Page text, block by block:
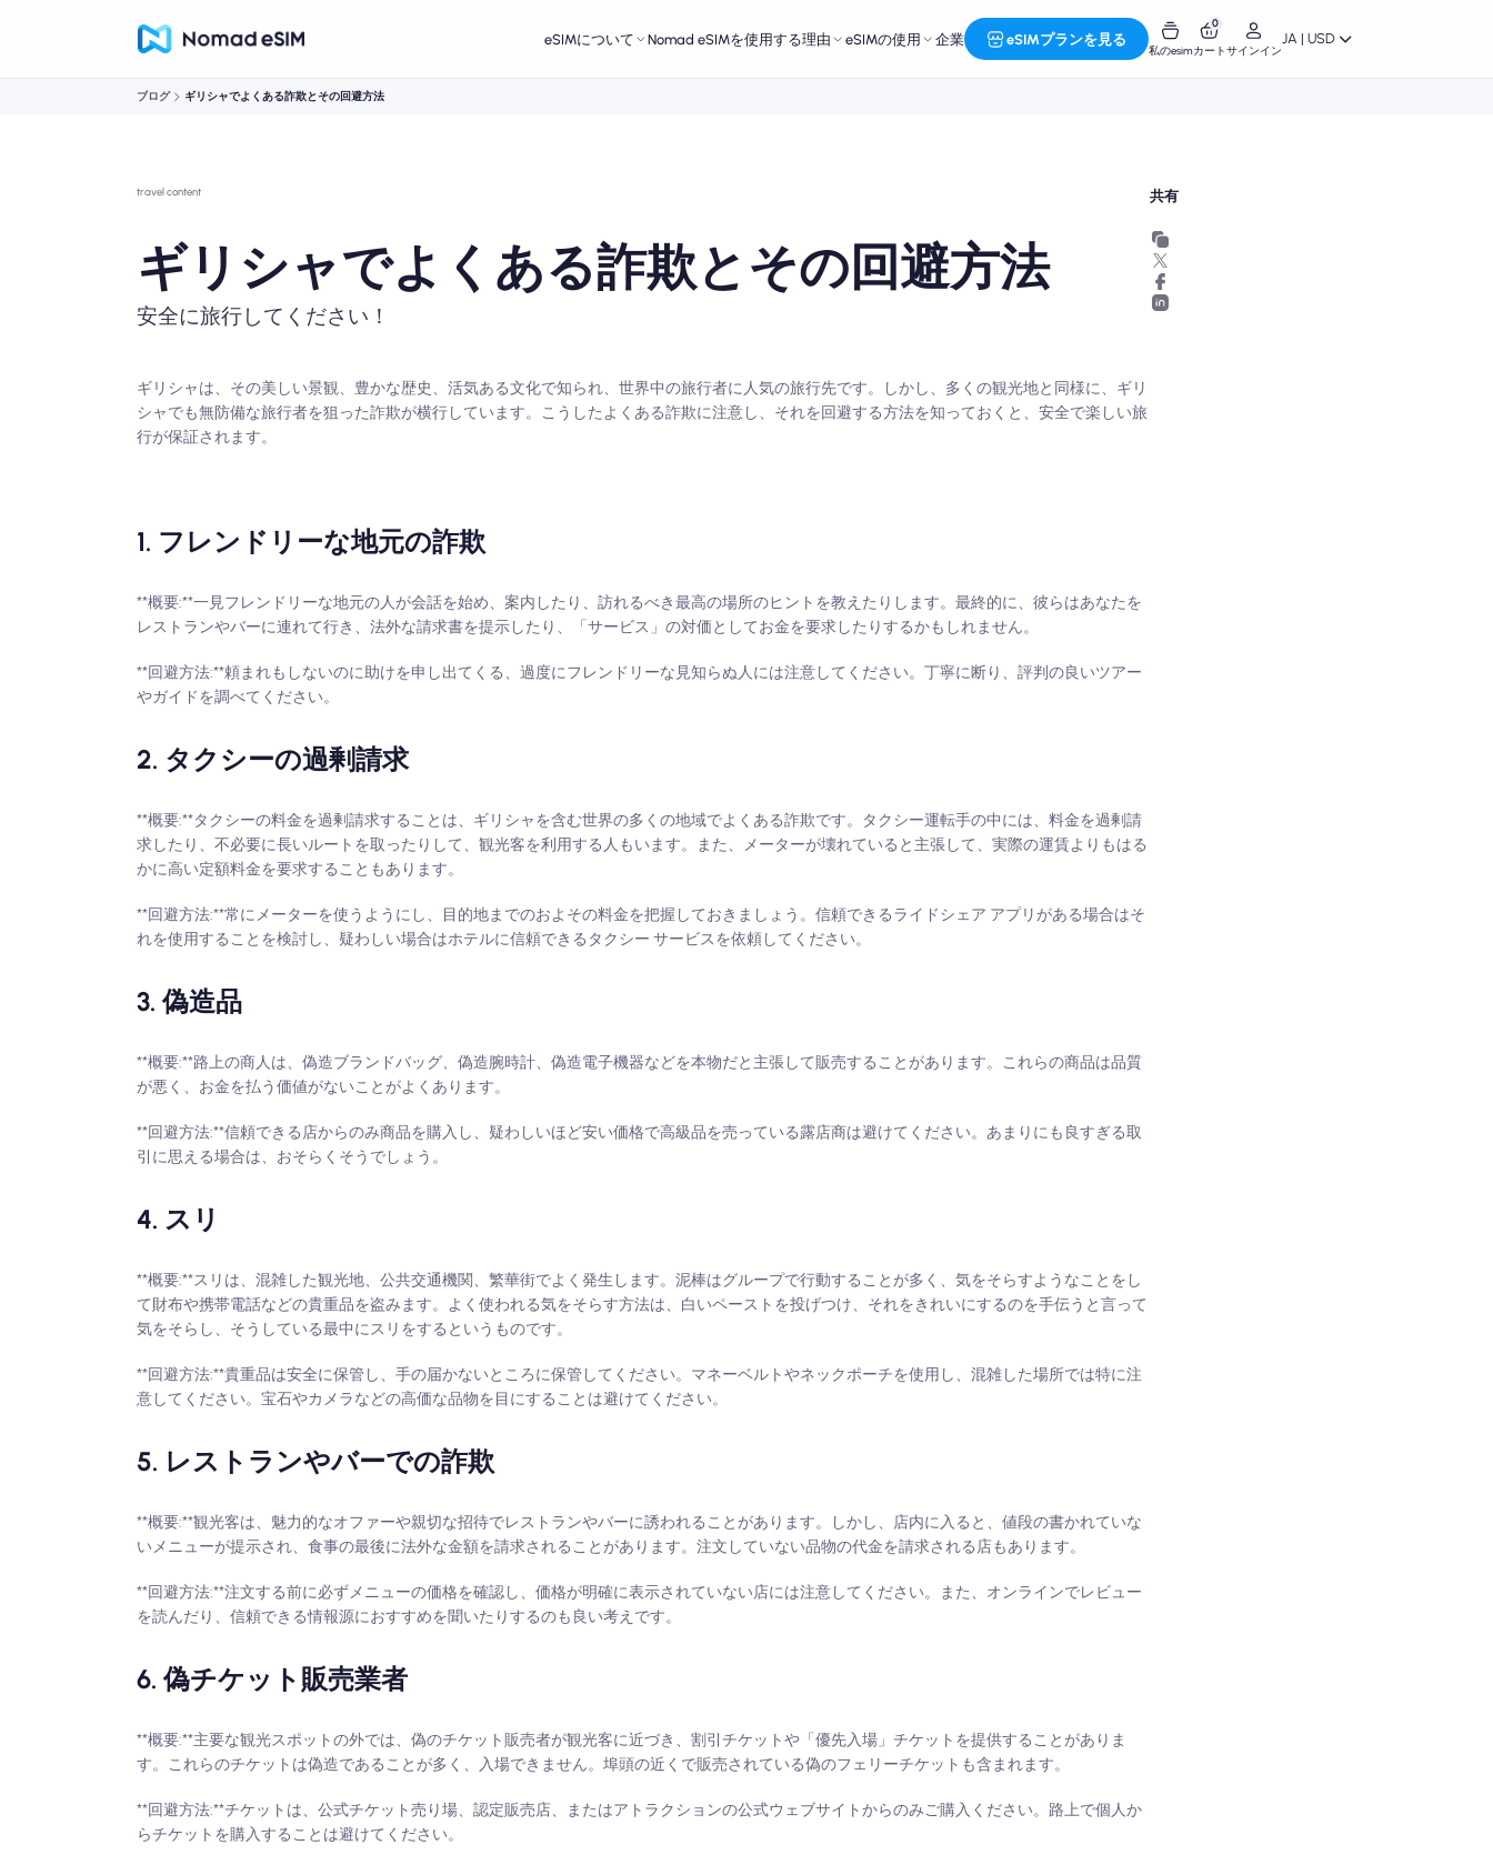
eSIMについて Nomad eSIMを使用する理由 eSIMの使用 企業 eSIMプランを見る
私のesim
0
カートサインイン
JA | USD
ブログ ギリシャでよくある詐欺とその回避方法
travel content
ギリシャでよくある詐欺とその回避方法
安全に旅行してください！
ギリシャは、その美しい景観、豊かな歴史、活気ある文化で知られ、世界中の旅行者に人気の旅行先です。しかし、多くの観光地と同様に、ギリ
シャでも無防備な旅行者を狙った詐欺が横行しています。こうしたよくある詐欺に注意し、それを回避する方法を知っておくと、安全で楽しい旅
行が保証されます。
1. フレンドリーな地元の詐欺
**概要:**一見フレンドリーな地元の人が会話を始め、案内したり、訪れるべき最高の場所のヒントを教えたりします。最終的に、彼らはあなたを
レストランやバーに連れて行き、法外な請求書を提示したり、「サービス」の対価としてお金を要求したりするかもしれません。
**回避方法:**頼まれもしないのに助けを申し出てくる、過度にフレンドリーな見知らぬ人には注意してください。丁寧に断り、評判の良いツアー
やガイドを調べてください。
2. タクシーの過剰請求
**概要:**タクシーの料金を過剰請求することは、ギリシャを含む世界の多くの地域でよくある詐欺です。タクシー運転手の中には、料金を過剰請
求したり、不必要に長いルートを取ったりして、観光客を利用する人もいます。また、メーターが壊れていると主張して、実際の運賃よりもはる
かに高い定額料金を要求することもあります。
**回避方法:**常にメーターを使うようにし、目的地までのおよその料金を把握しておきましょう。信頼できるライドシェア アプリがある場合はそ
れを使用することを検討し、疑わしい場合はホテルに信頼できるタクシー サービスを依頼してください。
3. 偽造品
**概要:**路上の商人は、偽造ブランドバッグ、偽造腕時計、偽造電子機器などを本物だと主張して販売することがあります。これらの商品は品質
が悪く、お金を払う価値がないことがよくあります。
**回避方法:**信頼できる店からのみ商品を購入し、疑わしいほど安い価格で高級品を売っている露店商は避けてください。あまりにも良すぎる取
引に思える場合は、おそらくそうでしょう。
4. スリ
**概要:**スリは、混雑した観光地、公共交通機関、繁華街でよく発生します。泥棒はグループで行動することが多く、気をそらすようなことをし
て財布や携帯電話などの貴重品を盗みます。よく使われる気をそらす方法は、白いペーストを投げつけ、それをきれいにするのを手伝うと言って
気をそらし、そうしている最中にスリをするというものです。
**回避方法:**貴重品は安全に保管し、手の届かないところに保管してください。マネーベルトやネックポーチを使用し、混雑した場所では特に注
意してください。宝石やカメラなどの高価な品物を目にすることは避けてください。
5. レストランやバーでの詐欺
**概要:**観光客は、魅力的なオファーや親切な招待でレストランやバーに誘われることがあります。しかし、店内に入ると、値段の書かれていな
いメニューが提示され、食事の最後に法外な金額を請求されることがあります。注文していない品物の代金を請求される店もあります。
**回避方法:**注文する前に必ずメニューの価格を確認し、価格が明確に表示されていない店には注意してください。また、オンラインでレビュー
を読んだり、信頼できる情報源におすすめを聞いたりするのも良い考えです。
6. 偽チケット販売業者
**概要:**主要な観光スポットの外では、偽のチケット販売者が観光客に近づき、割引チケットや「優先入場」チケットを提供することがありま
す。これらのチケットは偽造であることが多く、入場できません。埠頭の近くで販売されている偽のフェリーチケットも含まれます。
**回避方法:**チケットは、公式チケット売り場、認定販売店、またはアトラクションの公式ウェブサイトからのみご購入ください。路上で個人か
らチケットを購入することは避けてください。
共有